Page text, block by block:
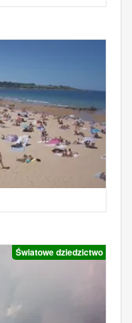
Światowe dziedzictwo